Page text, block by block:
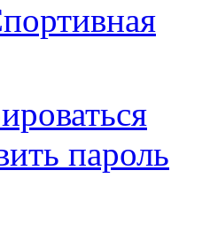
пароль